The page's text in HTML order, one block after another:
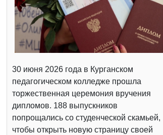
30 июня 2026 года в Курганском
педагогическом колледже прошла
торжественная церемония вручения
дипломов. 188 выпускников
попрощались со студенческой скамьей,
чтобы открыть новую страницу своей